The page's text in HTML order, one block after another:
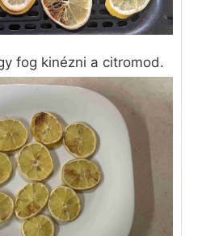
fog kinézni a citromod.